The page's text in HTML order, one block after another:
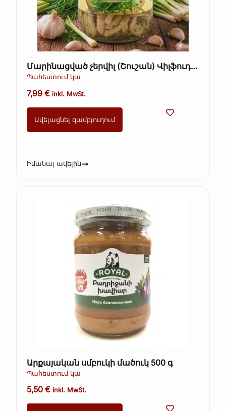
Մարինացված չերվիլ (Շուշան) Վիլֆուդ
705գ (Kopie) (Kopie)
Պահեստում կա
7,99€ inkl. MwSt.
Ավելացնել զամբյուղում
Իմանալ ավելին
Արքայական սմբուկի մածուկ 500 գ
Պահեստում կա
5,50€ inkl. MwSt.